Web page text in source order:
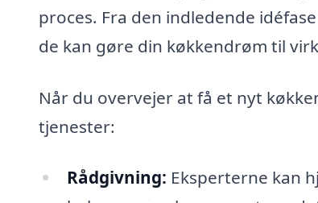
proces. Fra den indledende
de kan gøre din køkkendrøm til
Når du overvejer at få et nyt
tjenester:
Rådgivning: Eksperterne kan